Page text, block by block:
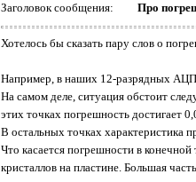
Заголовок сообщения:
Про
Хотелось бы сказать пару слов о
Например, в наших 12-разрядных
На самом деле, ситуация обстоит
этих точках погрешность достигает
В остальных точках характеристика
Что касается погрешности в
кристаллов на пластине. Большая